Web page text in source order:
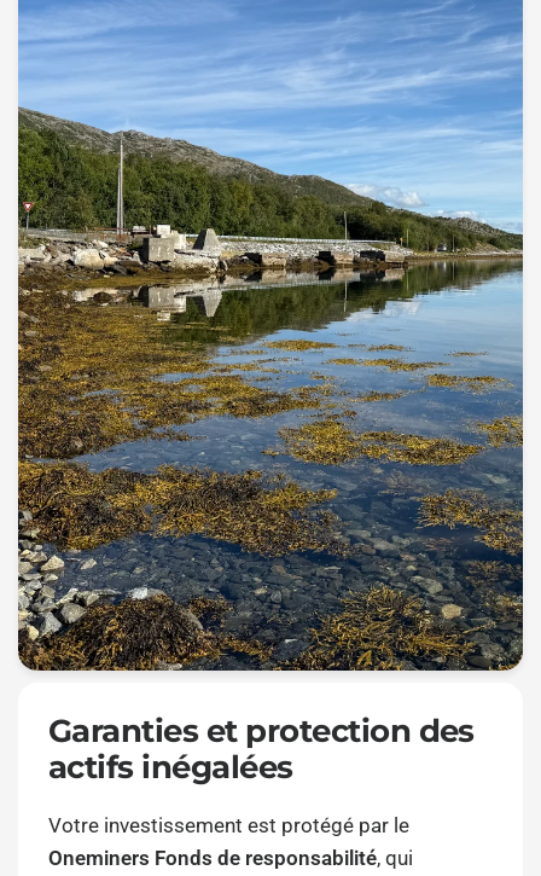
Garanties et protection des
actifs inégalées
Votre investissement est protégé par le
Oneminers Fonds de responsabilité, qui